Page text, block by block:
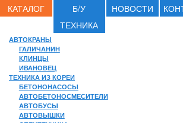
КАТАЛОГ
Б/У
ТЕХНИКА
НОВОСТИ
АВТОКРАНЫ
ГАЛИЧАНИН
КЛИНЦЫ
ИВАНОВЕЦ
ТЕХНИКА ИЗ КОРЕИ
БЕТОНОНАСОСЫ
АВТОБЕТОНОСМЕСИТЕЛИ
АВТОБУСЫ
АВТОВЫШКИ